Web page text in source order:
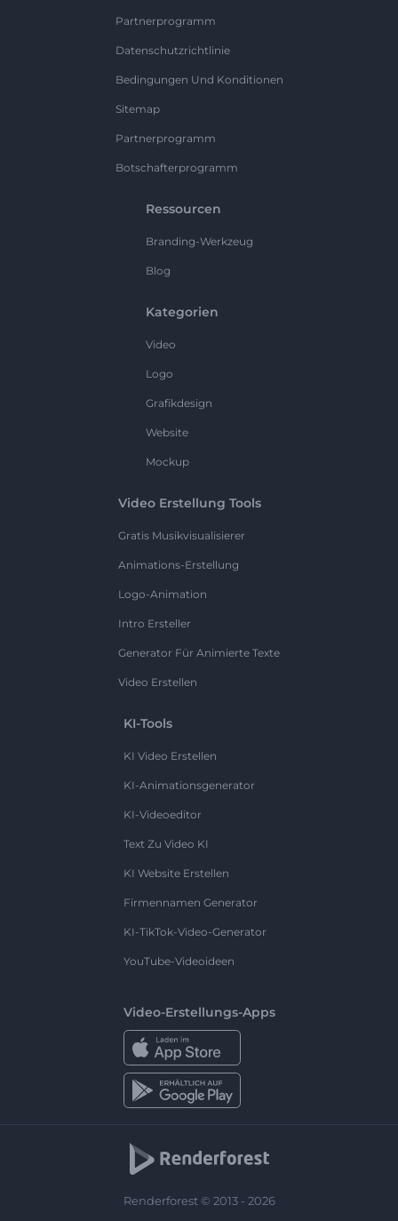
Partnerprogramm
Datenschutzrichtlinie
Bedingungen Und Konditionen
Sitemap
Partnerprogramm
Botschafterprogramm
Ressourcen
Branding-Werkzeug
Blog
Kategorien
Video
Logo
Grafikdesign
Website
Mockup
Video Erstellung Tools
Gratis Musikvisualisierer
Animations-Erstellung
Logo-Animation
Intro Ersteller
Generator Für Animierte Texte
Video Erstellen
KI-Tools
KI Video Erstellen
KI-Animationsgenerator
KI-Videoeditor
Text Zu Video KI
KI Website Erstellen
Firmennamen Generator
KI-TikTok-Video-Generator
YouTube-Videoideen
Video-Erstellungs-Apps
Renderforest © 2013 - 2026